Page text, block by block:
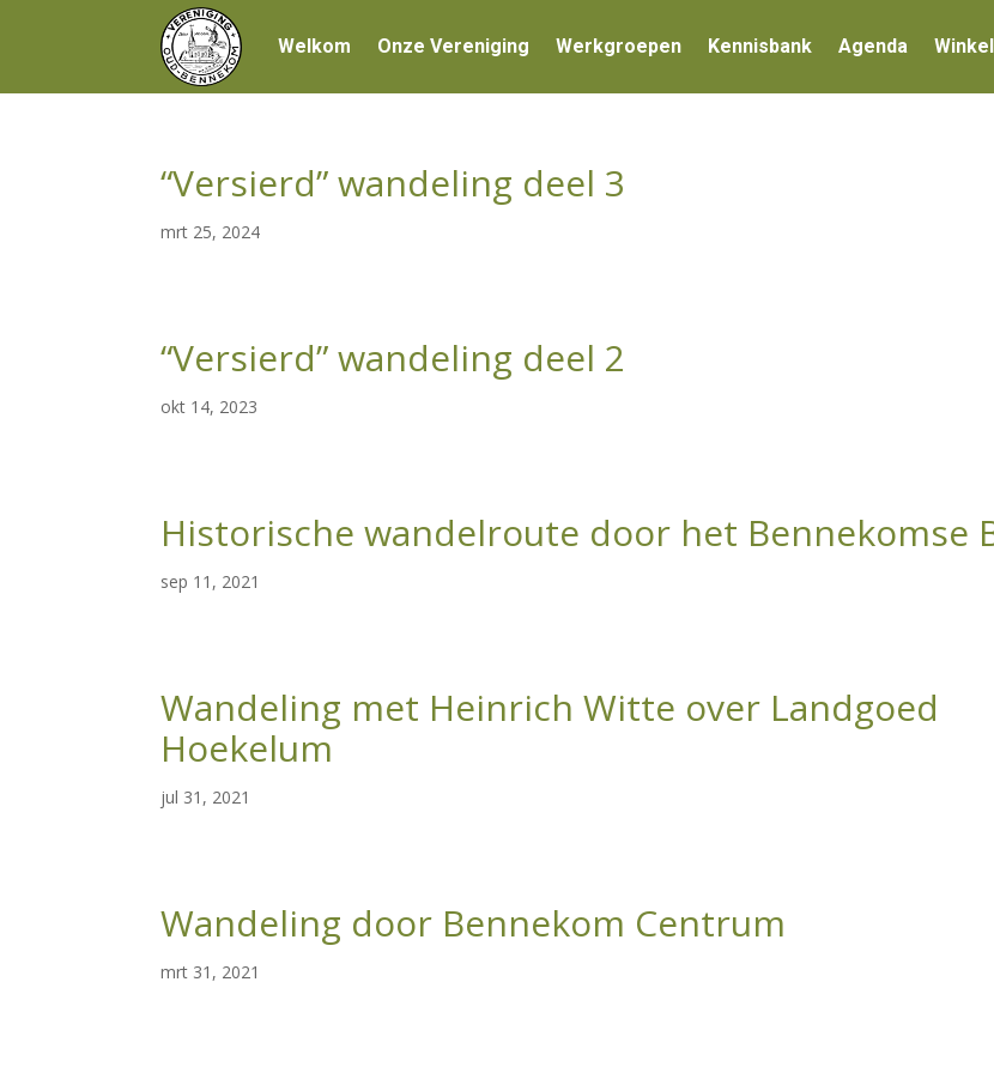
Welkom Onze Vereniging Werkgroepen Kennisbank Agenda Winkel
“Versierd” wandeling deel 3
mrt 25, 2024
“Versierd” wandeling deel 2
okt 14, 2023
Historische wandelroute door het Bennekomse
sep 11, 2021
Wandeling met Heinrich Witte over Landgoed
Hoekelum
jul 31, 2021
Wandeling door Bennekom Centrum
mrt 31, 2021